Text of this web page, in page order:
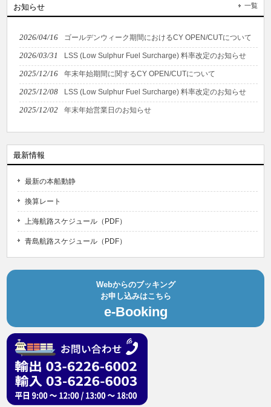
お知らせ 一覧
2026/04/16 ゴールデンウィーク期間におけるCY OPEN/CUTについて
2026/03/31 LSS (Low Sulphur Fuel Surcharge) 料率改定のお知らせ
2025/12/16 年末年始期間に関するCY OPEN/CUTについて
2025/12/08 LSS (Low Sulphur Fuel Surcharge) 料率改定のお知らせ
2025/12/02 年末年始営業日のお知らせ
最新情報
最新の本船動静
換算レート
上海航路スケジュール（PDF）
青島航路スケジュール（PDF）
Webからのブッキング
お申し込みはこちら
e-Booking